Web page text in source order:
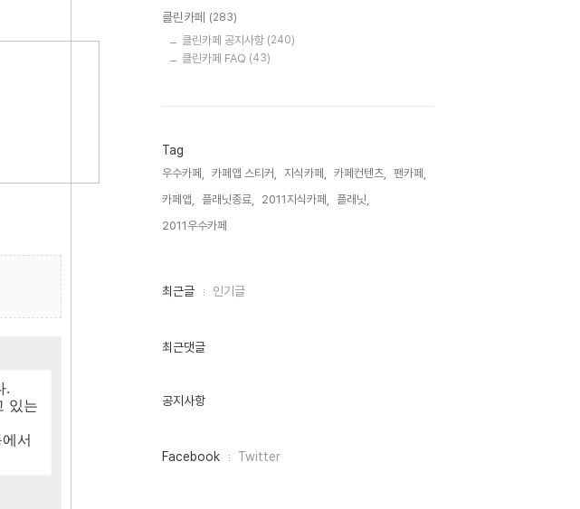
.
있는
서
클린카페 (283)
클린카페 공지사항 (240)
클린카페 FAQ (43)
Tag
우수카페, 카페앱 스티커, 지식카페, 카페컨텐츠,
팬카페,
카페앱,
플래닛종료, 2011지식카페,
플래닛,
2011우수카페,
최
인
최근글 인기글
최근댓글
공지사항
페
Facebook Twitter